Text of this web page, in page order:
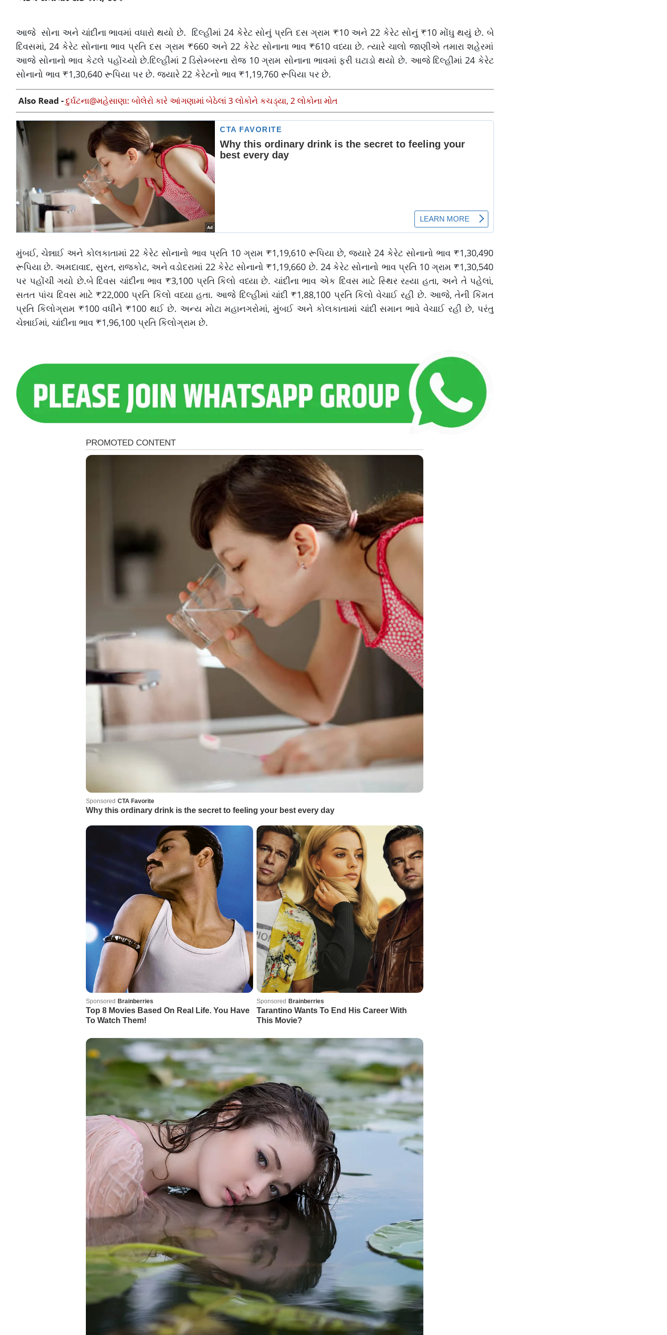
આજે ​ સોના અને ચાંદીના ભાવમાં વધારો થયો છે. દિલ્હીમાં 24 કેરેટ સોનું પ્રતિ દસ ગ્રામ ₹10 અને 22 કેરેટ સોનું ₹10 મોંઘુ થયું છે. બે
દિવસમાં, 24 કેરેટ સોનાના ભાવ પ્રતિ દસ ગ્રામ ₹660 અને 22 કેરેટ સોનાના ભાવ ₹610 વધ્યા છે. ત્યારે ચાલો જાણીએ તમારા શહેરમાં
આજે સોનાનો ભાવ કેટલે પહોંચ્યો છે.દિલ્હીમાં 2 ડિસેમ્બરના રોજ 10 ગ્રામ સોનાના ભાવમાં ફરી ઘટાડો થયો છે. આજે દિલ્હીમાં 24 કેરેટ
સોનાનો ભાવ ₹1,30,640 રૂપિયા પર છે. જ્યારે 22 કેરેટનો ભાવ ₹1,19,760 રૂપિયા પર છે.
Also Read -દુર્ઘટના@મહેસાણા: બોલેરો કારે આંગણામાં બેઠેલાં 3 લોકોને કચડ્યા, 2 લોકોના મોત
મુંબઈ, ચેન્નાઈ અને કોલકાતામાં 22 કેરેટ સોનાનો ભાવ પ્રતિ 10 ગ્રામ ₹1,19,610 રૂપિયા છે, જ્યારે 24 કેરેટ સોનાનો ભાવ ₹1,30,490
રૂપિયા છે. અમદાવાદ, સુરત, રાજકોટ, અને વડોદરામાં 22 કેરેટ સોનાનો ₹1,19,660 છે. 24 કેરેટ સોનાનો ભાવ પ્રતિ 10 ગ્રામ ₹1,30,540
પર પહોંચી ગયો છે.બે દિવસ ચાંદીના ભાવ ₹3,100 પ્રતિ કિલો વધ્યા છે. ચાંદીના ભાવ એક દિવસ માટે સ્થિર રહ્યા હતા, અને તે પહેલાં,
સતત પાંચ દિવસ માટે ₹22,000 પ્રતિ કિલો વધ્યા હતા. આજે દિલ્હીમાં ચાંદી ₹1,88,100 પ્રતિ કિલો વેચાઈ રહી છે. આજે, તેની કિંમત
પ્રતિ કિલોગ્રામ ₹100 વધીને ₹100 થઈ છે. અન્ય મોટા મહાનગરોમાં, મુંબઈ અને કોલકાતામાં ચાંદી સમાન ભાવે વેચાઈ રહી છે, પરંતુ
ચેન્નાઈમાં, ચાંદીના ભાવ ₹1,96,100 પ્રતિ કિલોગ્રામ છે.